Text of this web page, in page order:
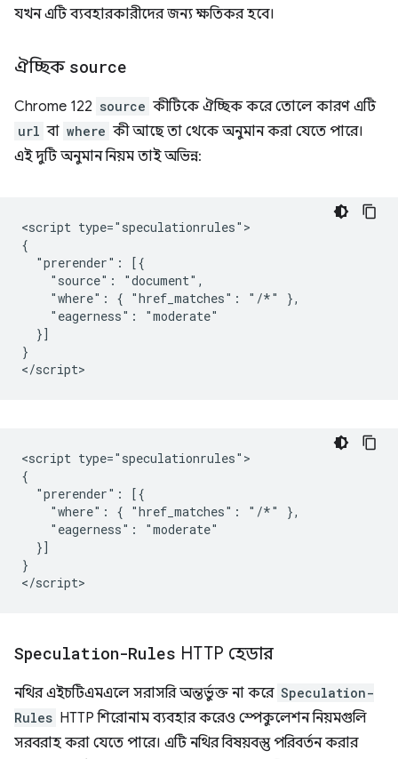
যখন এটি ব্যবহারকারীদের জন্য ক্ষতিকর হবে।
ঐচ্ছিক source
Chrome 122 source কীটিকে ঐচ্ছিক করে তোলে কারণ এটি
url বা where কী আছে তা থেকে অনুমান করা যেতে পারে।
এই দুটি অনুমান নিয়ম তাই অভিন্ন:
<script type="speculationrules">
{
  "prerender": [{
    "source": "document",
    "where": { "href_matches": "/*" },
    "eagerness": "moderate"
  }]
}
<script type="speculationrules">
{
  "prerender": [{
    "where": { "href_matches": "/*" },
    "eagerness": "moderate"
  }]
}
Speculation-Rules HTTP হেডার
নথির এইচটিএমএলে সরাসরি অন্তর্ভুক্ত না করে Speculation-
Rules HTTP শিরোনাম ব্যবহার করেও স্পেকুলেশন নিয়মগুলি
সরবরাহ করা যেতে পারে। এটি নথির বিষয়বস্তু পরিবর্তন করার